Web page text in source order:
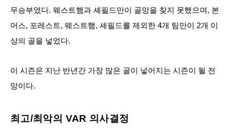
무승부였다. 웨스트햄과 셰필드만이 골망을 찾지 못했으며, 본
머스, 포레스트, 웨스트햄, 셰필드를 제외한 4개 팀만이 2개 이
상의 골을 넣었다.
이 시즌은 지난 반년간 가장 많은 골이 넣어지는 시즌이 될 전
망이다.
최고/최악의 VAR 의사결정